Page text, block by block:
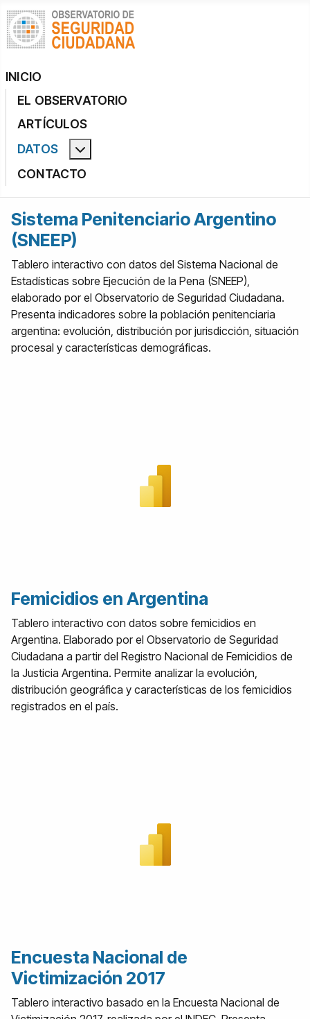
INICIO
EL OBSERVATORIO
ARTÍCULOS
DATOS
Más acerca de: Datos
CONTACTO
Sistema Penitenciario Argentino
(SNEEP)
Tablero interactivo con datos del Sistema Nacional de
Estadísticas sobre Ejecución de la Pena (SNEEP),
elaborado por el Observatorio de Seguridad Ciudadana.
Presenta indicadores sobre la población penitenciaria
argentina: evolución, distribución por jurisdicción, situación
procesal y características demográficas.
Femicidios en Argentina
Tablero interactivo con datos sobre femicidios en
Argentina. Elaborado por el Observatorio de Seguridad
Ciudadana a partir del Registro Nacional de Femicidios de
la Justicia Argentina. Permite analizar la evolución,
distribución geográfica y características de los femicidios
registrados en el país.
Encuesta Nacional de
Victimización 2017
Tablero interactivo basado en la Encuesta Nacional de